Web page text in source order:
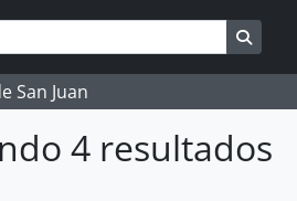
San Juan
4 resultados